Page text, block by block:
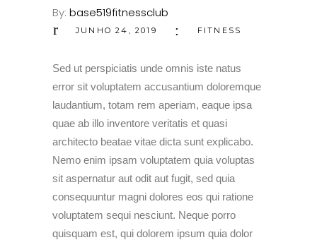
By: base519fitnessclub
JUNHO 24, 2019 FITNESS
Sed ut perspiciatis unde omnis iste natus
error sit voluptatem accusantium doloremque
laudantium, totam rem aperiam, eaque ipsa
quae ab illo inventore veritatis et quasi
architecto beatae vitae dicta sunt explicabo.
Nemo enim ipsam voluptatem quia voluptas
sit aspernatur aut odit aut fugit, sed quia
consequuntur magni dolores eos qui ratione
voluptatem sequi nesciunt. Neque porro
quisquam est, qui dolorem ipsum quia dolor